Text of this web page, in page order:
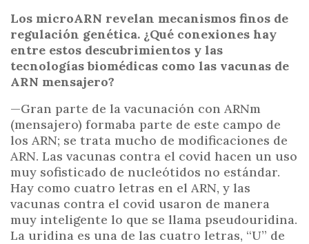
Los microARN revelan mecanismos finos de
regulación genética. ¿Qué conexiones hay
entre estos descubrimientos y las
tecnologías biomédicas como las vacunas de
ARN mensajero?
—Gran parte de la vacunación con ARNm
(mensajero) formaba parte de este campo de
los ARN; se trata mucho de modificaciones de
ARN. Las vacunas contra el covid hacen un uso
muy sofisticado de nucleótidos no estándar.
Hay como cuatro letras en el ARN, y las
vacunas contra el covid usaron de manera
muy inteligente lo que se llama pseudouridina.
La uridina es una de las cuatro letras, “U” de